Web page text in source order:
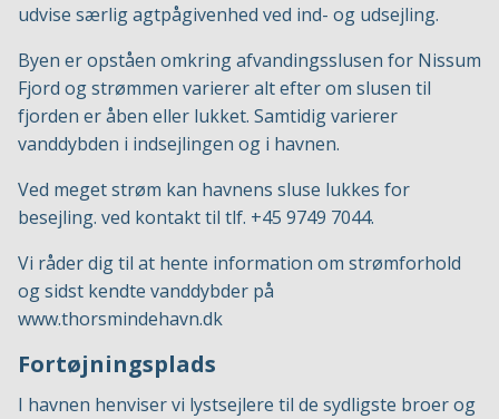
udvise særlig agtpågivenhed ved ind- og udsejling.
Byen er opståen omkring afvandingsslusen for Nissum
Fjord og strømmen varierer alt efter om slusen til
fjorden er åben eller lukket. Samtidig varierer
vanddybden i indsejlingen og i havnen.
Ved meget strøm kan havnens sluse lukkes for
besejling. ved kontakt til tlf. +45 9749 7044.
Vi råder dig til at hente information om strømforhold
og sidst kendte vanddybder på
www.thorsmindehavn.dk
Fortøjningsplads
I havnen henviser vi lystsejlere til de sydligste broer og